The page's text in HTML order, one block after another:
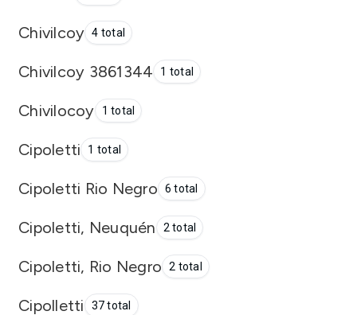
Chivilcoy 4 total
Chivilcoy 3861344 1 total
Chivilocoy 1 total
Cipoletti 1 total
Cipoletti Rio Negro 6 total
Cipoletti, Neuquén 2 total
Cipoletti, Rio Negro 2 total
Cipolletti 37 total